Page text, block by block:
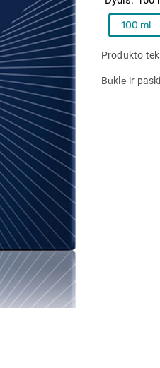
100 ml
Produkto
Būklė ir